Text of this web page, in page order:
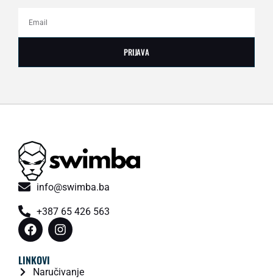
PRIJAVA
info@swimba.ba
+387 65 426 563
LINKOVI
Naručivanje